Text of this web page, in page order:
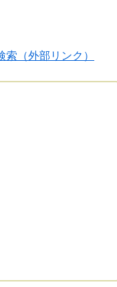
（外部リンク）